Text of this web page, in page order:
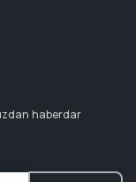
haberdar